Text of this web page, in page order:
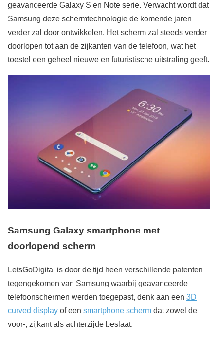
geavanceerde Galaxy S en Note serie. Verwacht wordt dat
Samsung deze schermtechnologie de komende jaren
verder zal door ontwikkelen. Het scherm zal steeds verder
doorlopen tot aan de zijkanten van de telefoon, wat het
toestel een geheel nieuwe en futuristische uitstraling geeft.
Samsung Galaxy smartphone met
doorlopend scherm
LetsGoDigital is door de tijd heen verschillende patenten
tegengekomen van Samsung waarbij geavanceerde
telefoonschermen werden toegepast, denk aan een 3D
curved display of een smartphone scherm dat zowel de
voor-, zijkant als achterzijde beslaat.